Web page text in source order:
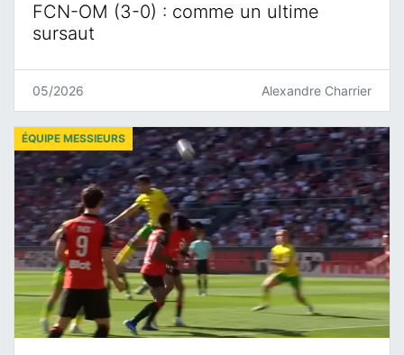
FCN-OM (3-0) : comme un ultime
sursaut
05/2026 Alexandre Charrier
ÉQUIPE MESSIEURS